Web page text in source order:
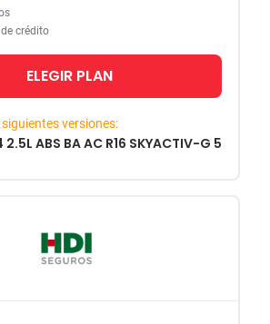
crédito
ELEGIR PLAN
versiones:
2.5L ABS BA AC R16 SKYACTIV-G 5